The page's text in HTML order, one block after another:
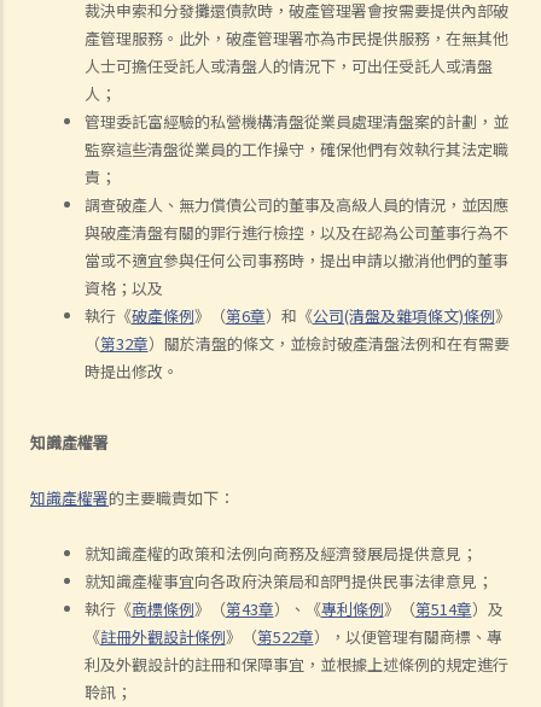
裁決申索和分發攤還債款時，破產管理署會按需要提供內部破
產管理服務。此外，破產管理署亦為市民提供服務，在無其他
人士可擔任受託人或清盤人的情況下，可出任受託人或清盤
人；
管理委託富經驗的私營機構清盤從業員處理清盤案的計劃，並
監察這些清盤從業員的工作操守，確保他們有效執行其法定職
責；
調查破產人、無力償債公司的董事及高級人員的情況，並因應
與破產清盤有關的罪行進行檢控，以及在認為公司董事行為不
當或不適宜參與任何公司事務時，提出申請以撤消他們的董事
資格；以及
執行《破產條例》（第6章）和《公司(清盤及雜項條文)條例》
（第32章）關於清盤的條文，並檢討破產清盤法例和在有需要
時提出修改。
知識產權署
知識產權署的主要職責如下：
就知識產權的政策和法例向商務及經濟發展局提供意見；
就知識產權事宜向各政府決策局和部門提供民事法律意見；
執行《商標條例》（第43章）、《專利條例》（第514章）及
《註冊外觀設計條例》（第522章），以便管理有關商標、專
利及外觀設計的註冊和保障事宜，並根據上述條例的規定進行
聆訊；